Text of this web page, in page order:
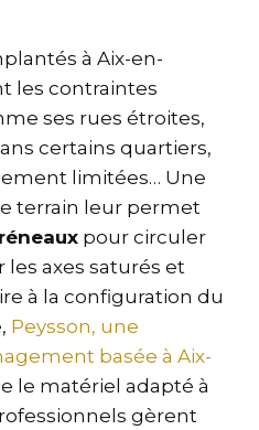
à Aix-en-
les contraintes
ses rues étroites,
certains quartiers,
limitées… Une
terrain leur permet
pour circuler
les axes saturés et
à la configuration du
Peysson, une
basée à Aix-
le matériel adapté à
gèrent